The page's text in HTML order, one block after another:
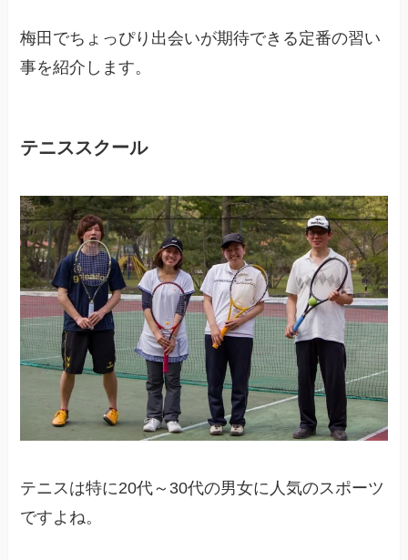
梅田でちょっぴり出会いが期待できる定番の習い
事を紹介します。
テニススクール
テニスは特に20代～30代の男女に人気のスポーツ
ですよね。